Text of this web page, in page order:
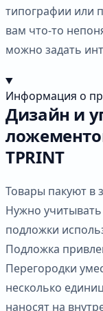
типографии или
вам что-то
можно задать
Информация о
Дизайн и
TPRINT
Товары пакуют в
Нужно
подложки
Подложка
Перегородки
несколько
наносят на